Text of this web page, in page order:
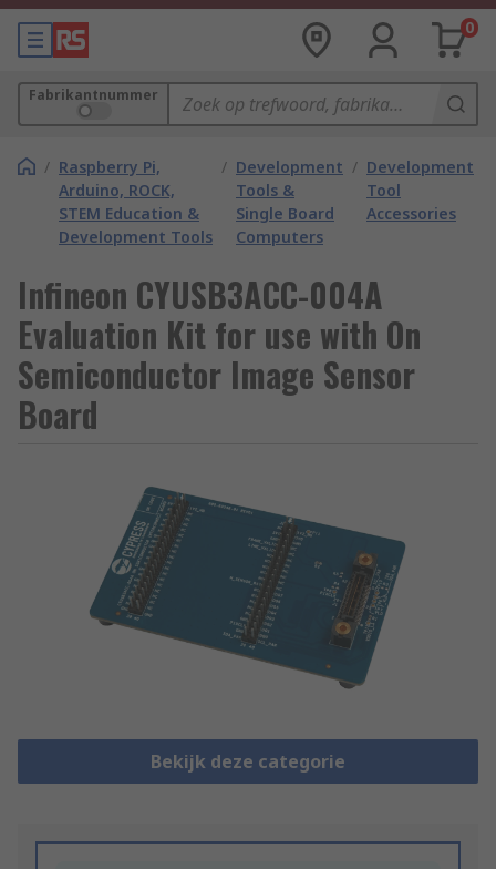
0
Fabrikantnummer
/ Raspberry Pi,
Arduino, ROCK,
STEM Education &
Development Tools
/ Development
Tools &
Single Board
Computers
/ Development
Tool
Accessories
Infineon CYUSB3ACC-004A
Evaluation Kit for use with On
Semiconductor Image Sensor
Board
Bekijk deze categorie